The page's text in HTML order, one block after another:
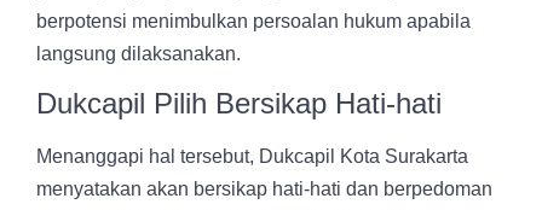
berpotensi menimbulkan persoalan hukum apabila
langsung dilaksanakan.
Dukcapil Pilih Bersikap Hati-hati
Menanggapi hal tersebut, Dukcapil Kota Surakarta
menyatakan akan bersikap hati-hati dan berpedoman